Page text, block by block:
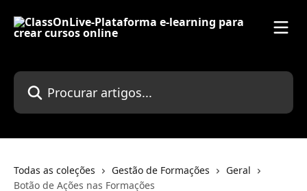
Procurar artigos...
Todas as coleções Gestão de Formações
Geral
Botão de Ações nas Formações